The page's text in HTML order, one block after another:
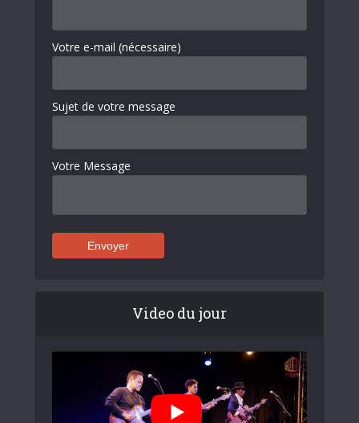
Votre e-mail (nécessaire)
Sujet de votre message
Votre Message
Video du jour